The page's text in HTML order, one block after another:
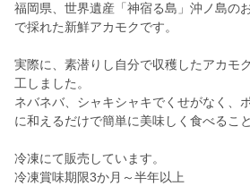
福岡県、世界遺産「神宿る島」沖ノ島の
で採れた新鮮アカモクです。
実際に、素潜りし自分で収穫したアカモ
工しました。
ネバネバ、シャキシャキでくせがなく、
に和えるだけで簡単に美味しく食べるこ
冷凍にて販売しています。
冷凍賞味期限3か月～半年以上